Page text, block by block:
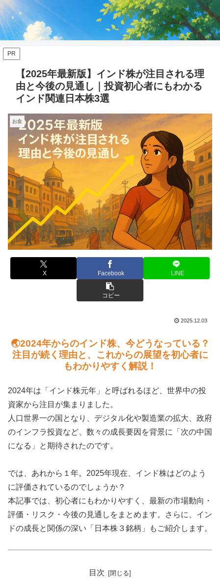
PR
【2025年最新版】インド株が注目される理
由と今後の見通し｜投資初心者にもわかる
インド関連日本株3選
お金
X Facebook LINE
コピー
2025.12.03
🌏2024年からのインド株、今どうなっている？
注目が続く理由と、これからの展望を初心者に
もわかりやすく解説！
2024年は「インド株元年」と呼ばれるほど、世界中の投
資家から注目が集まりました。
人口世界一の国となり、デジタル化や製造業の拡大、政府
のインフラ投資など、数々の成長要因を背景に「次の中国
になる」と期待されたのです。
では、あれから１年。2025年現在、インド株はどのよう
に評価されているのでしょうか？
本記事では、初心者にもわかりやすく、最新の市場動向・
評価・リスク・今後の見通しをまとめます。さらに、イン
ドの成長と関係の深い「日本株３銘柄」もご紹介します。
目次